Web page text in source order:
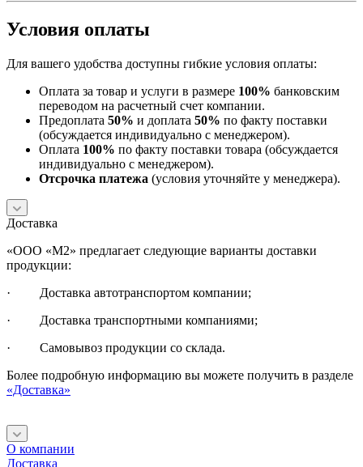
Условия оплаты
Для вашего удобства доступны гибкие условия оплаты:
Оплата за товар и услуги в размере 100% банковским
переводом на расчетный счет компании.
Предоплата 50% и доплата 50% по факту поставки
(обсуждается индивидуально с менеджером).
Оплата 100% по факту поставки товара (обсуждается
индивидуально с менеджером).
Отсрочка платежа (условия уточняйте у менеджера).
Доставка
«ООО «М2» предлагает следующие варианты доставки
продукции:
· Доставка автотранспортом компании;
· Доставка транспортными компаниями;
· Самовывоз продукции со склада.
Более подробную информацию вы можете получить в разделе
«Доставка»
О компании
Доставка